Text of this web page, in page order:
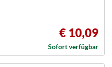
€ 10,09
Sofort verfügbar